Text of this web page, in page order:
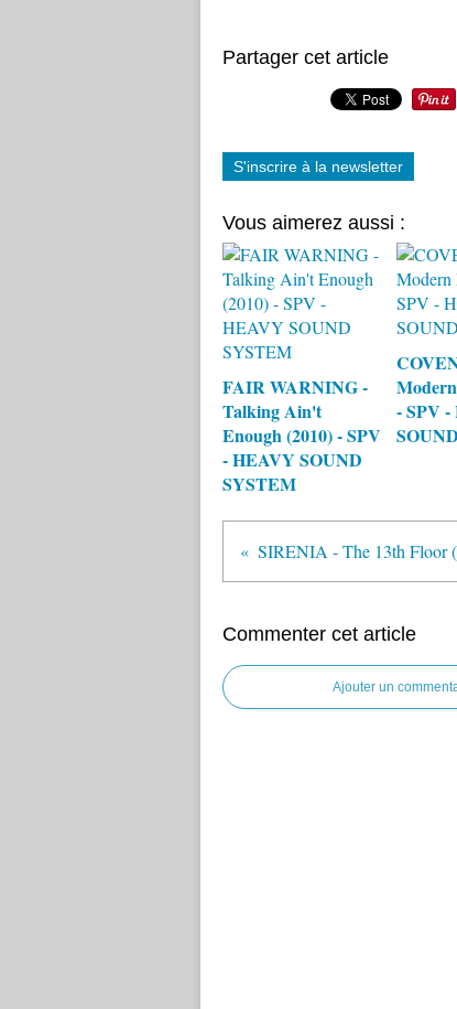
Partager cet article
S'inscrire à la newsletter
Vous aimerez aussi :
FAIR WARNING -
Talking Ain't
Enough (2010) - SPV
- HEAVY SOUND
SYSTEM
- SPV
Commenter cet article
Ajouter un